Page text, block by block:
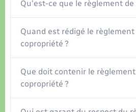
Organisation d’événement
Sécurité - Prévention
Commerces - Entreprises -
Voirie et espace public
Qu'est-ce que le règlement de
Quand est rédigé le règlement
copropriété ?
Que doit contenir le
copropriété ?